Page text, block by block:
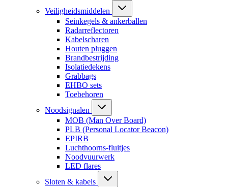
Veiligheidsmiddelen
Seinkegels & ankerballen
Radarreflectoren
Kabelscharen
Houten pluggen
Brandbestrijding
Isolatiedekens
Grabbags
EHBO sets
Toebehoren
Noodsignalen
MOB (Man Over Board)
PLB (Personal Locator Beacon)
EPIRB
Luchthoorns-fluitjes
Noodvuurwerk
LED flares
Sloten & kabels